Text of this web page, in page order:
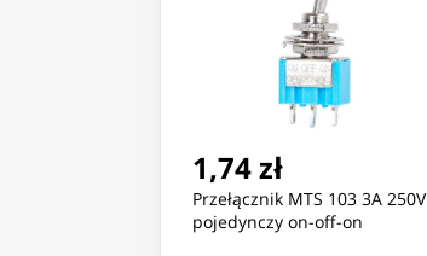
1,74 zł
Przełącznik MTS 103 3A 250V
pojedynczy on-off-on